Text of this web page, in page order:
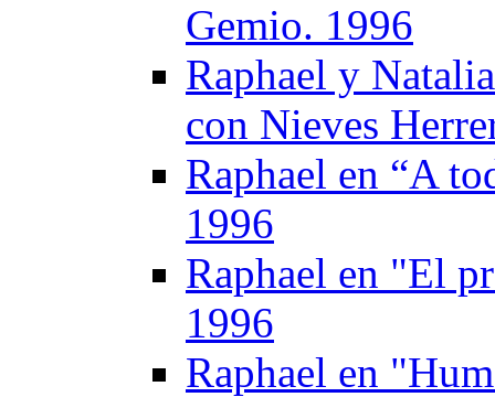
Gemio. 1996
Raphael y
con Nieves
Raphael en “A
1996
Raphael en "El
1996
Raphael en